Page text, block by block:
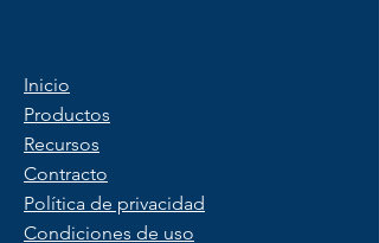
Inicio
Productos
Recursos
Contracto
Política de privacidad
Condiciones de uso